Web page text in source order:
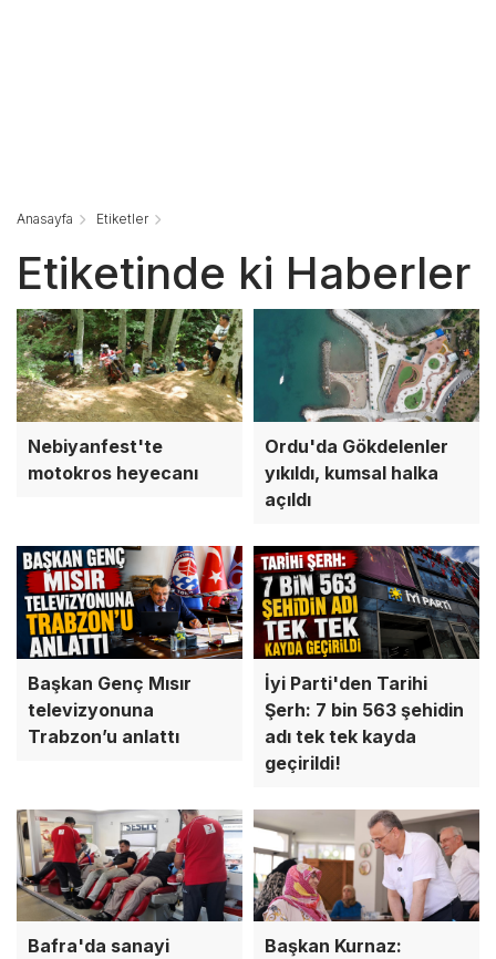
Anasayfa Etiketler
Etiketinde ki Haberler
Nebiyanfest'te
motokros heyecanı
Ordu'da Gökdelenler
yıkıldı, kumsal halka
açıldı
Başkan Genç Mısır
televizyonuna
Trabzon’u anlattı
İyi Parti'den Tarihi
Şerh: 7 bin 563 şehidin
adı tek tek kayda
geçirildi!
Bafra'da sanayi
Başkan Kurnaz: